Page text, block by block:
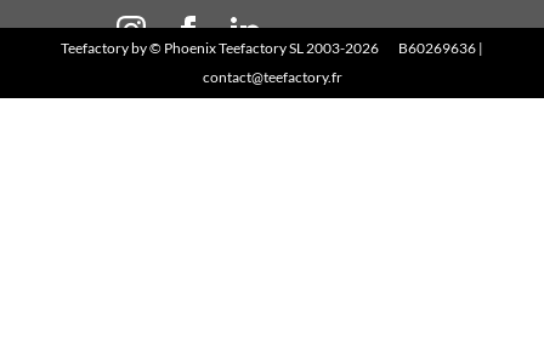
Teefactoryby © Phoenix Teefactory SL 2003-2026 B60269636 |
contact@teefactory.fr